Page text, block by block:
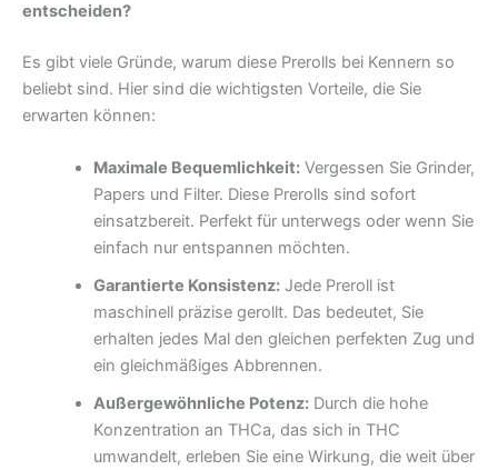
entscheiden?
Es gibt viele Gründe, warum diese Prerolls bei Kennern so
beliebt sind. Hier sind die wichtigsten Vorteile, die Sie
erwarten können:
Maximale Bequemlichkeit:Vergessen Sie Grinder,
Papers und Filter. Diese Prerolls sind sofort
einsatzbereit. Perfekt für unterwegs oder wenn Sie
einfach nur entspannen möchten.
Garantierte Konsistenz:Jede Preroll ist
maschinell präzise gerollt. Das bedeutet, Sie
erhalten jedes Mal den gleichen perfekten Zug und
ein gleichmäßiges Abbrennen.
Außergewöhnliche Potenz:Durch die hohe
Konzentration an THCa, das sich in THC
umwandelt, erleben Sie eine Wirkung, die weit über